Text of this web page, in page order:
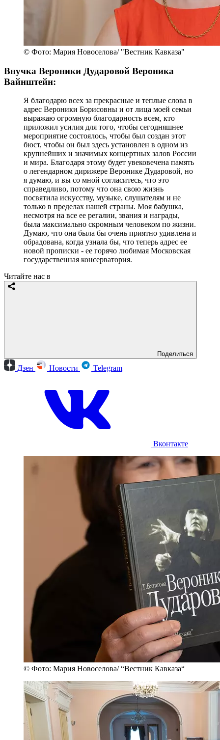
© Фото: Мария Новоселова/ "Вестник Кавказа"
Внучка Вероники Дударовой Вероника
Вайнштейн:
Я благодарю всех за прекрасные и теплые слова в
адрес Вероники Борисовны и от лица моей семьи
выражаю огромную благодарность всем, кто
приложил усилия для того, чтобы сегодняшнее
мероприятие состоялось, чтобы был создан этот
бюст, чтобы он был здесь установлен в одном из
крупнейших и значимых концертных залов России
и мира. Благодаря этому будет увековечена память
о легендарном дирижере Веронике Дударовой, но
я думаю, и вы со мной согласитесь, что это
справедливо, потому что она свою жизнь
посвятила искусству, музыке, слушателям и не
только в пределах нашей страны. Моя бабушка,
несмотря на все ее регалии, звания и награды,
была максимально скромным человеком по жизни.
Думаю, что она была бы очень приятно удивлена и
обрадована, когда узнала бы, что теперь адрес ее
новой прописки - ее горячо любимая Московская
государственная консерватория.
Читайте нас в
Поделиться
Дзен Новости Telegram
Вконтакте
© Фото: Мария Новоселова/ “Вестник Кавказа“